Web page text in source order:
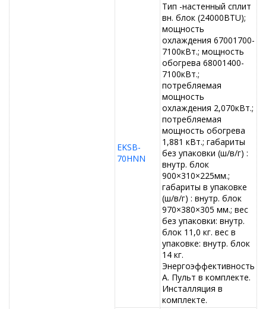
EKSB-
70HNN
Тип -настенный сплит
вн. блок (24000BTU);
мощность
охлаждения 67001700-
7100кВт.; мощность
обогрева 68001400-
7100кВт.;
потребляемая
мощность
охлаждения 2,070кВт.;
потребляемая
мощность обогрева
1,881 кВт.; габариты
без упаковки (ш/в/г) :
внутр. блок
900×310×225мм.;
габариты в упаковке
(ш/в/г) : внутр. блок
970×380×305 мм.; вес
без упаковки: внутр.
блок 11,0 кг. вес в
упаковке: внутр. блок
14 кг.
Энергоэффективность
А. Пульт в комплекте.
Инсталляция в
комплекте.